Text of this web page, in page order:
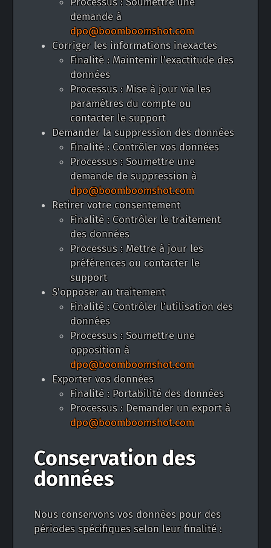
demande à
dpo@boomboomshot.com
Corriger les informations inexactes
Finalité : Maintenir l’exactitude des
données
Processus : Mise à jour via les
paramètres du compte ou
contacter le support
Demander la suppression des données
Finalité : Contrôler vos données
Processus : Soumettre une
demande de suppression à
dpo@boomboomshot.com
Retirer votre consentement
Finalité : Contrôler le traitement
des données
Processus : Mettre à jour les
préférences ou contacter le
support
S’opposer au traitement
Finalité : Contrôler l’utilisation des
données
Processus : Soumettre une
opposition à
dpo@boomboomshot.com
Exporter vos données
Finalité : Portabilité des données
Processus : Demander un export à
dpo@boomboomshot.com
Conservation des
données
Nous conservons vos données pour des
périodes spécifiques selon leur finalité :